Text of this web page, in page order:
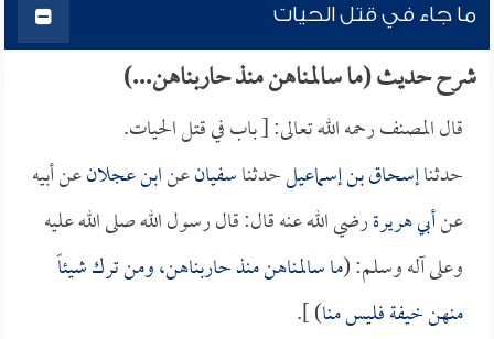
ما جاء في قتل الحيات
شرح حديث (ما سالمناهن منذ حاربناهن...)
قال المصنف رحمه الله تعالى: [ باب في قتل الحيات.
حدثناإسحاق بن إسماعيلحدثناسفيانعنابن عجلانعن أبيه
عنأبي هريرةرضي الله عنه قال: قال رسول الله صلى الله عليه
وعلى آله وسلم: (ما سالمناهن منذ حاربناهن، ومن ترك شيئاً
منهن خيفة فليس منا) ].